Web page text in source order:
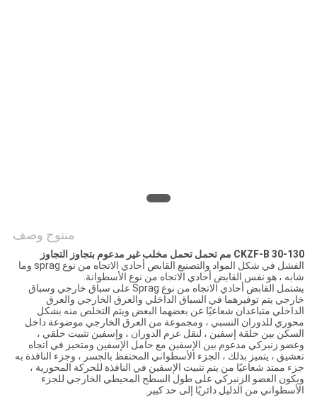
منتوج وصف
CKZF-B 30-130 مم تحمل تحمل مخلب غير مدعوم بتجاوز التجاوز
الفشل في شكل المواد والتصنيع القابض أحادي الاتجاه من نوع sprag وما
شابه ، هو نفس القابض أحادي الاتجاه من نوع الأسطوانة.
يشتمل القابض أحادي الاتجاه من نوع Sprag على سباق خارجي وسباق
خارجي يتم توفيرهما في السباق الداخلي والعرق الخارجي والعرق
الداخلي متباعدان شعاعيًا عن بعضهما البعض ويتم التخلص منه بشكل
محوري للدوران النسبي ، ومجموعة من العرق الخارجي موضوعة داخل
السكن بين حلقة إسفين ، لنقل عزم الدوران ، وإسفين تثبيت حلقي ،
وعضو زنبركي مدعوم بين الإسفين مع حامل الإسفين ومتحيز في اتجاه
تعشيق ، يتميز بذلك ، الجزء الأسطواني المحتفظ بالجسر ، وجزء النافذة به
جزء ممتد شعاعيًا من يتم تثبيت الإسفين في النافذة للحركة المحورية ،
ويكون العضو الزنبركي على طول السطح المحيطي الخارجي للجزء
الأسطواني من الدليل دائريًا إلى حد كبير.